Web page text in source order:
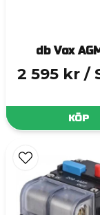
db Vox
2 595 kr /
KÖP